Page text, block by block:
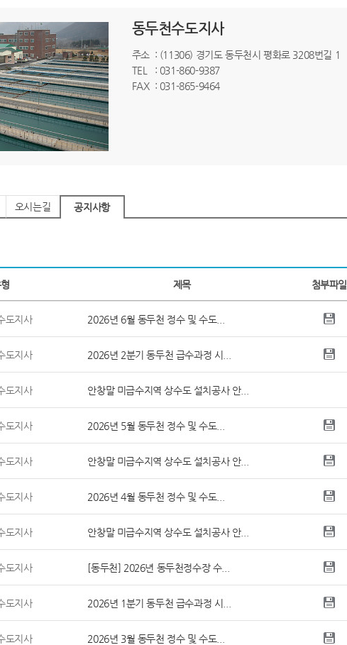
동두천수도지사
주소 : (11306) 경기도 동두천시 평화로 3208번길 1
TEL
: 031-860-9387
FAX : 031-865-9464
오시는길 공지사항
제목 첨부파일
도지사 2026년 6월 동두천 정수 및 수도...
도지사 2026년 2분기 동두천 급수과정 시...
도지사 안창말 미급수지역 상수도 설치공사 안...
도지사 2026년 5월 동두천 정수 및 수도...
도지사 안창말 미급수지역 상수도 설치공사 안...
도지사 2026년 4월 동두천 정수 및 수도...
도지사 안창말 미급수지역 상수도 설치공사 안...
도지사 [동두천] 2026년 동두천정수장 수...
도지사 2026년 1분기 동두천 급수과정 시...
도지사 2026년 3월 동두천 정수 및 수도...